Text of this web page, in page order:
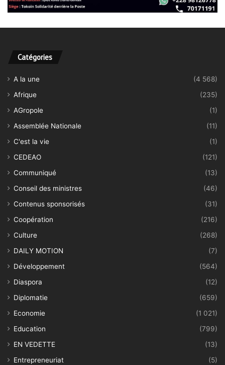
Catégories
A la une
(4 568)
Afrique
(235)
AGropole
(1)
Assemblée Nationale
(11)
C'est la vie
(1)
CEDEAO
(121)
Communiqué
(13)
Conseil des ministres
(46)
Contenus sponsorisés
(31)
Coopération
(216)
Culture
(268)
DAILY MOTION
(7)
Développement
(564)
Diaspora
(12)
Diplomatie
(659)
Economie
(1 021)
Education
(799)
EN VEDETTE
(13)
Entrepreneuriat
(5)